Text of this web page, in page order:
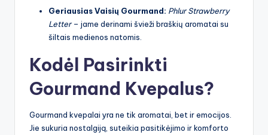
Geriausias Vaisių Gourmand: Phlur Strawberry
Letter– jame derinami švieži braškių aromatai su
šiltais medienos natomis.
Kodėl Pasirinkti
Gourmand Kvepalus?
Gourmand kvepalai yra ne tik aromatai, bet ir emocijos.
Jie sukuria nostalgiją, suteikia pasitikėjimo ir komforto